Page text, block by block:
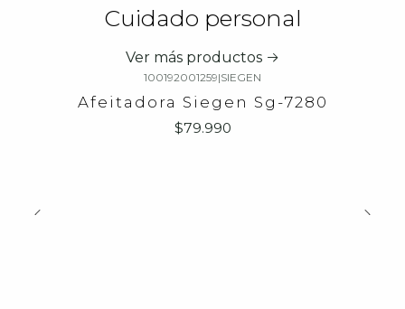
Cuidado personal
Ver más productos
100192001259|SIEGEN
Afeitadora Siegen Sg-7280
$79.990